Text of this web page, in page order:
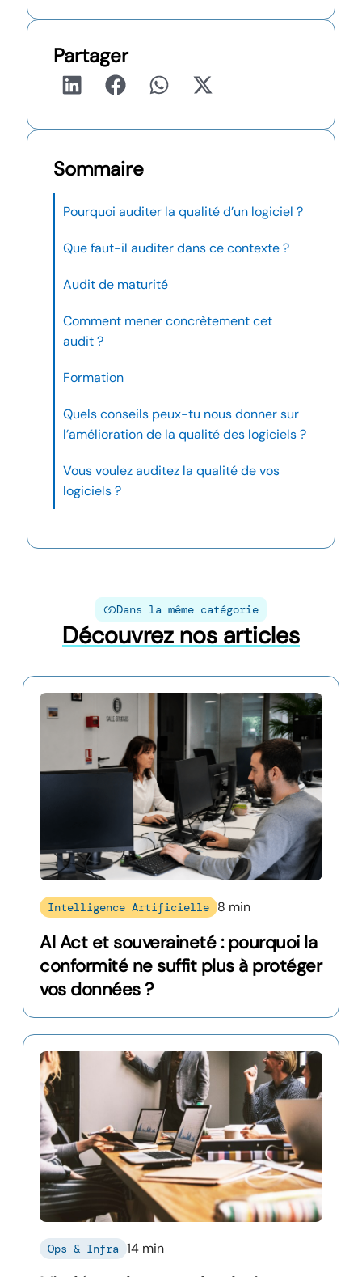
Partager
Sommaire
Pourquoi auditer la qualité d’un logiciel ?
Que faut-il auditer dans ce contexte ?
Audit de maturité
Comment mener concrètement cet
audit ?
Formation
Quels conseils peux-tu nous donner sur
l’amélioration de la qualité des logiciels ?
Vous voulez auditez la qualité de vos
logiciels ?
Dans la même catégorie
Découvrez nos articles
Intelligence Artificielle 8 min
AI Act et souveraineté : pourquoi la
conformité ne suffit plus à protéger
vos données ?
Ops & Infra 14 min